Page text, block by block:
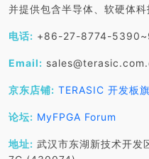
并提供包含半导体、软硬体
电话: +86-27-8774-
Email:
京东店铺: TERASIC 开发板
论坛: MyFPGA Forum
地址: 武汉市东湖新技术开发